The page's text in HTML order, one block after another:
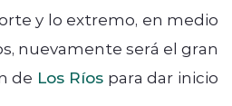
y lo extremo, en medio
nuevamente será el gran
de Los Ríos para dar inicio